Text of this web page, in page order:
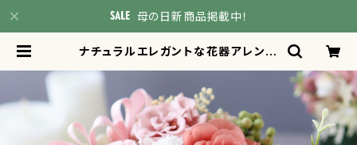
母の日新商品掲載中！
ナチュラルエレガントな花器アレンジ
ラデーション カーネーション プレゼ
ント ギフト 送別 贈り物 お祝い 新築
退職 結婚 引っ越し 誕生日 還暦 | At
elier Orangery